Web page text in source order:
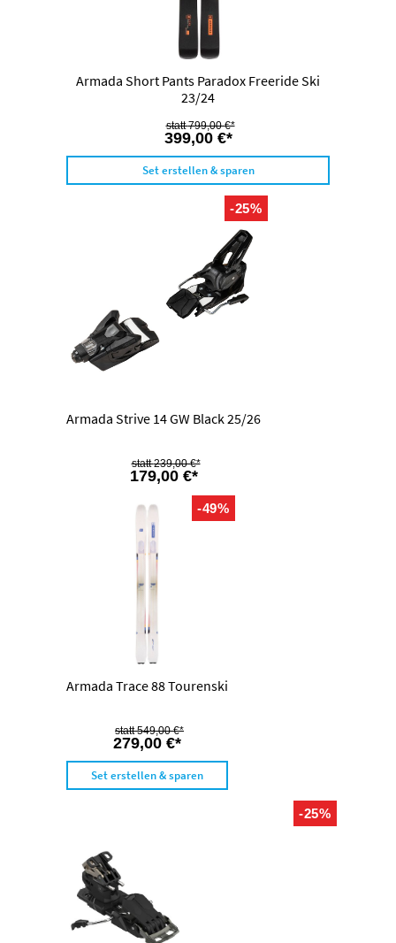
Armada Short Pants Paradox Freeride Ski
23/24
399,00 €*
799,00 €*
Set erstellen & sparen
-25%
Armada Strive 14 GW Black 25/26
179,00 €*
239,00 €*
-49%
Armada Trace 88 Tourenski
279,00 €*
549,00 €*
Set erstellen & sparen
-25%